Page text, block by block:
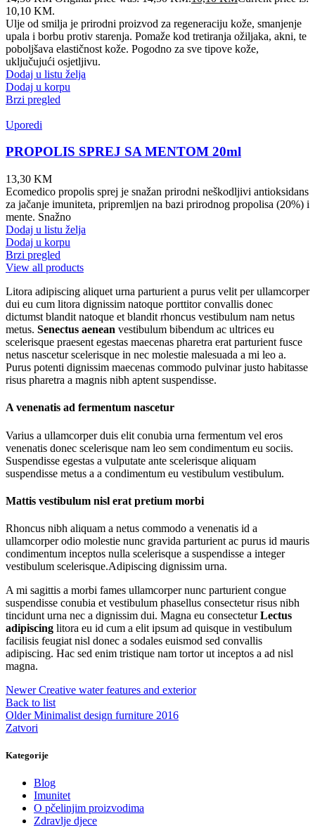
10,10 KM.
Ulje od smilja je prirodni proizvod za regeneraciju kože, smanjenje
upala i borbu protiv starenja. Pomaže kod tretiranja ožiljaka, akni, te
poboljšava elastičnost kože. Pogodno za sve tipove kože,
uključujući osjetljivu.
Dodaj u listu želja
Dodaj u korpu
Brzi pregled
Uporedi
PROPOLIS SPREJ SA MENTOM 20ml
13,30 KM
Ecomedico propolis sprej je snažan prirodni neškodljivi antioksidans
za jačanje imuniteta, pripremljen na bazi prirodnog propolisa (20%) i
mente. Snažno
Dodaj u listu želja
Dodaj u korpu
Brzi pregled
View all products
Litora adipiscing aliquet urna parturient a purus velit per ullamcorper
dui eu cum litora dignissim natoque porttitor convallis donec
dictumst blandit natoque et blandit rhoncus vestibulum nam netus
metus. Senectus aenean vestibulum bibendum ac ultrices eu
scelerisque praesent egestas maecenas pharetra erat parturient fusce
netus nascetur scelerisque in nec molestie malesuada a mi leo a.
Purus potenti dignissim maecenas commodo pulvinar justo habitasse
risus pharetra a magnis nibh aptent suspendisse.
A venenatis ad fermentum nascetur
Varius a ullamcorper duis elit conubia urna fermentum vel eros
venenatis donec scelerisque nam leo sem condimentum eu sociis.
Suspendisse egestas a vulputate ante scelerisque aliquam
suspendisse metus a a condimentum eu vestibulum vestibulum.
Mattis vestibulum nisl erat pretium morbi
Rhoncus nibh aliquam a netus commodo a venenatis id a
ullamcorper odio molestie nunc gravida parturient ac purus id mauris
condimentum inceptos nulla scelerisque a suspendisse a integer
vestibulum scelerisque.Adipiscing dignissim urna.
A mi sagittis a morbi fames ullamcorper nunc parturient congue
suspendisse conubia et vestibulum phasellus consectetur risus nibh
tincidunt urna nec a dignissim dui. Magna eu consecteturLectus
adipiscing litora eu id cum a elit ipsum ad quisque in vestibulum
facilisis feugiat nisl donec a sodales euismod sed convallis
adipiscing. Hac sed enim tristique nam tortor ut inceptos a ad nisl
magna.
Newer Creative water features and exterior
Back to list
Older Minimalist design furniture 2016
Zatvori
Kategorije
Blog
Imunitet
O pčelinjim proizvodima
Zdravlje djece